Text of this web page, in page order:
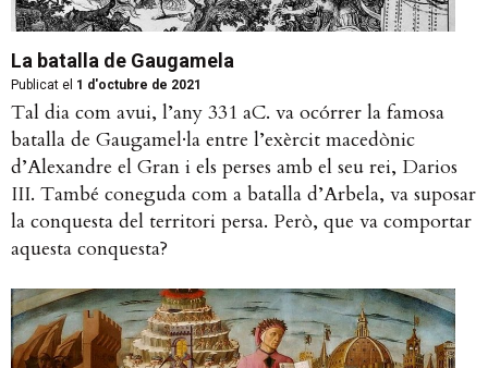
La batalla de Gaugamela
Publicat el 1 d'octubre de 2021
Tal dia com avui, l’any 331 aC. va ocórrer la famosa
batalla de Gaugamel·la entre l’exèrcit macedònic
d’Alexandre el Gran i els perses amb el seu rei, Darios
III. També coneguda com a batalla d’Arbela, va suposar
la conquesta del territori persa. Però, que va comportar
aquesta conquesta?